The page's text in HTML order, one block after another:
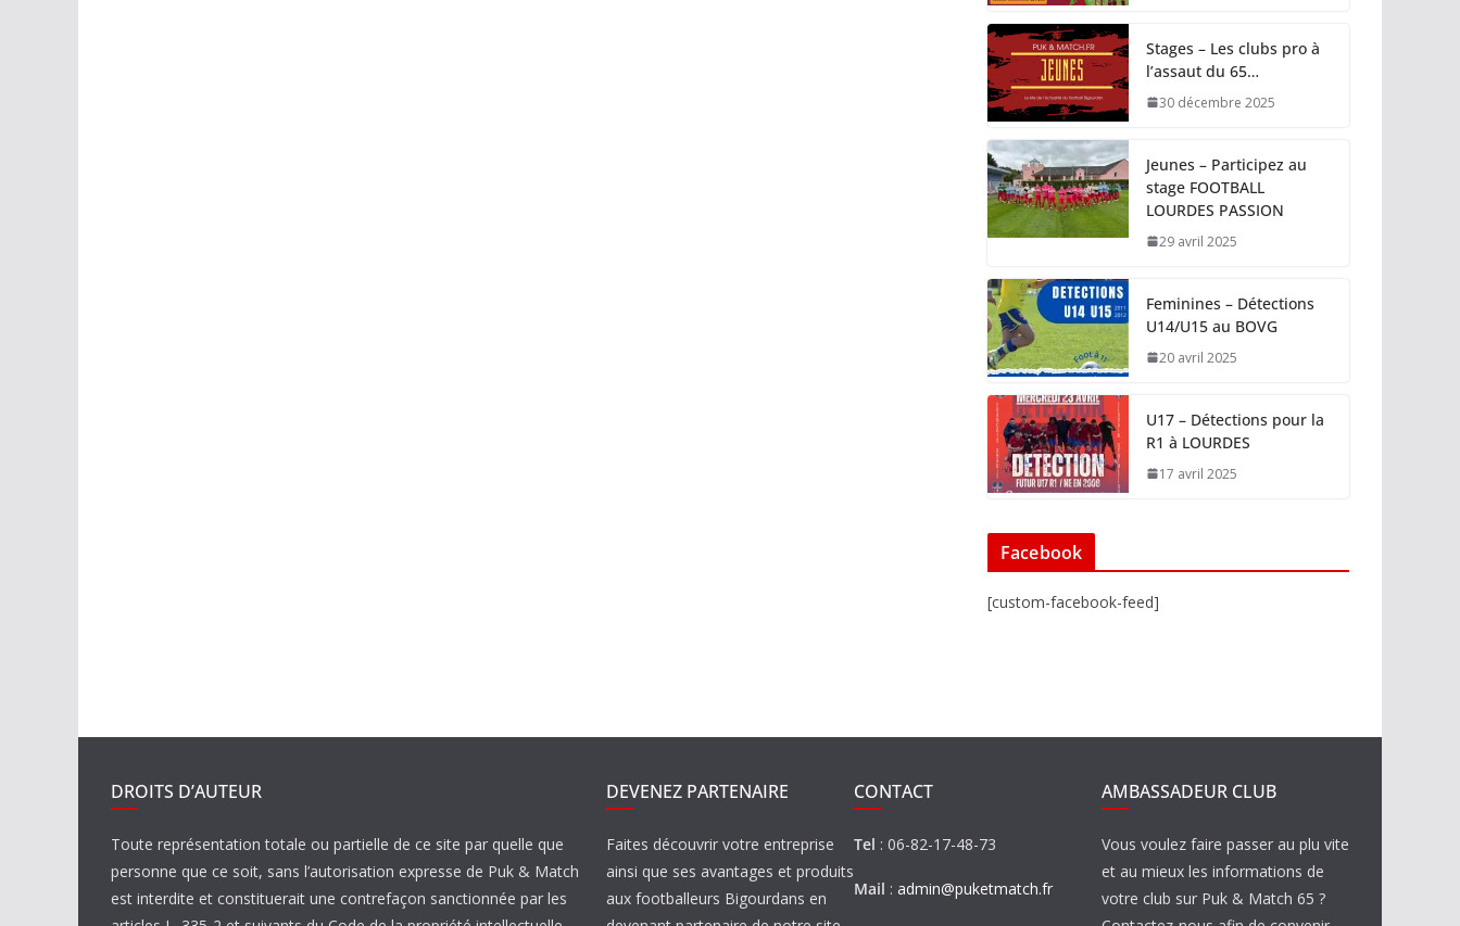
Stages – Les clubs pro à
l’assaut du 65…
30 décembre 2025
Jeunes – Participez au
stage FOOTBALL
LOURDES PASSION
29 avril 2025
Feminines – Détections
U14/U15 au BOVG
20 avril 2025
U17 – Détections pour la
R1 à LOURDES
17 avril 2025
Facebook
[custom-facebook-feed]
DROITS D’AUTEUR
Toute représentation totale ou partielle de ce site par quelle que
personne que ce soit, sans l’autorisation expresse de Puk & Match
est interdite et constituerait une contrefaçon sanctionnée par les
DEVENEZ PARTENAIRE
Faites découvrir votre entreprise
ainsi que ses avantages et produits
aux footballeurs Bigourdans en
CONTACT
Tel : 06-82-17-48-73
Mail : admin@puketmatch.fr
AMBASSADEUR CLUB
Vous voulez faire passer au plu vite
et au mieux les informations de
votre club sur Puk & Match 65 ?